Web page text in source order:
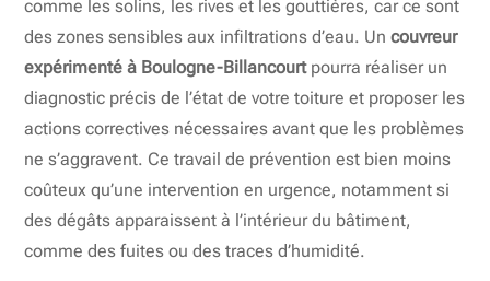
comme les solins, les rives et les gouttières, car ce sont
des zones sensibles aux infiltrations d’eau. Uncouvreur
expérimenté à Boulogne-Billancourtpourra réaliser un
diagnostic précis de l’état de votre toiture et proposer les
actions correctives nécessaires avant que les problèmes
ne s’aggravent. Ce travail de prévention est bien moins
coûteux qu’une intervention en urgence, notamment si
des dégâts apparaissent à l’intérieur du bâtiment,
comme des fuites ou des traces d’humidité.